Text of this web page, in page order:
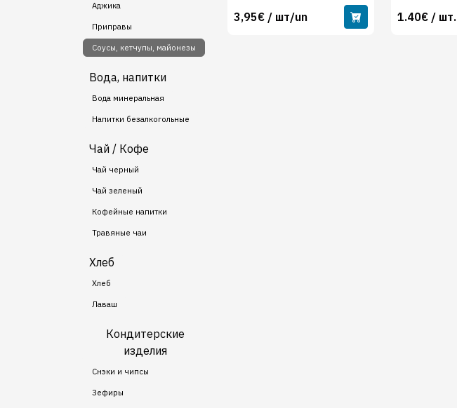
Аджика
Приправы
Соусы, кетчупы, майонезы
Вода, напитки
Вода минеральная
Напитки безалкогольные
Чай / Кофе
Чай черный
Чай зеленый
Кофейные напитки
Травяные чаи
Хлеб
Хлеб
Лаваш
Кондитерские
изделия
Снэки и чипсы
Зефиры
3,95€ / шт/un 1.40€ / шт.